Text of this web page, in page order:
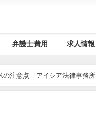
弁護士費用 求人情報
の注意点｜アイシア法律事務所